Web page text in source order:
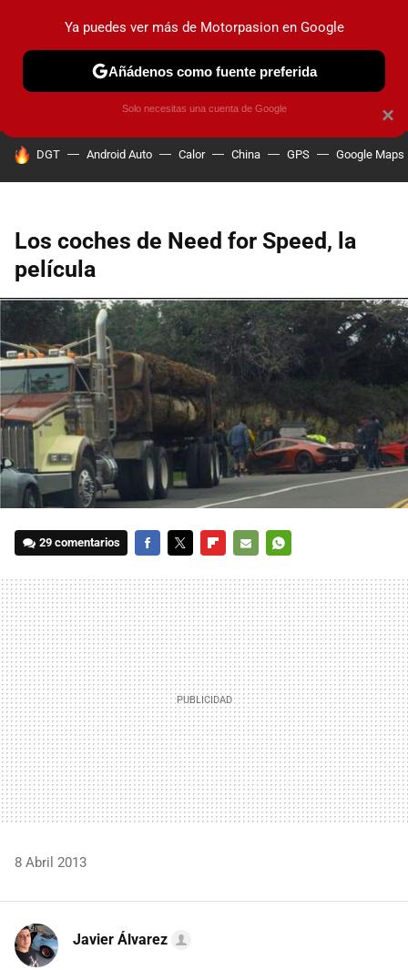
PRUEBAS COCHES ELÉCTRICOS OBSERVATORIO
HOY SE HABLA DE
DGT Android Auto Calor China GPS Google Maps
Los coches de Need for Speed, la
película
29 comentarios
MAIL
8 Abril 2013
Javier Álvarez
×
Ya puedes ver más de Motorpasion en Google
Añádenos como fuente preferida
Solo necesitas una cuenta de Google